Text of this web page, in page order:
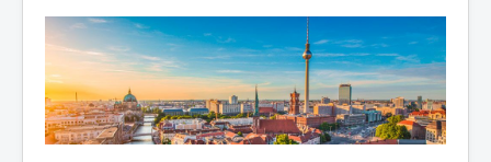
WER WIR SIND
GOTTESDIENST
PREDIGTEN
KONTAKT